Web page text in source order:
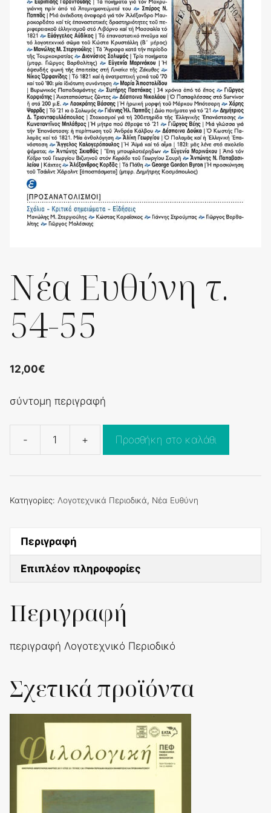
Νέα Ευθύνη τ.
54-55
12,00€
σύντομη περιγραφή
-
Νέα
τ.
54-
+ Προσθήκη στο καλάθι
Κατηγορίες: Λογοτεχνικά Περιοδικά, Νέα Ευθύνη
Περιγραφή
Επιπλέον πληροφορίες
Περιγραφή
περιγραφή Λογοτεχνικό Περιοδικό
Σχετικά προϊόντα